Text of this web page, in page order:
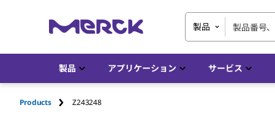
製品
製品 アプリケーション サービス
Products Z243248